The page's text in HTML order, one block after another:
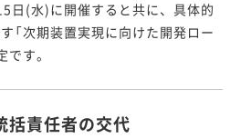
日(水)に開催すると共に、具体的
「次期装置実現に向けた開発ロー
す。
責任者の交代